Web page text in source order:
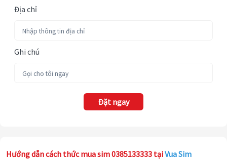
Địa chỉ
Ghi chú
Đặt ngay
Hướng dẫn cách thức mua sim 0385133333 tạiVua Sim